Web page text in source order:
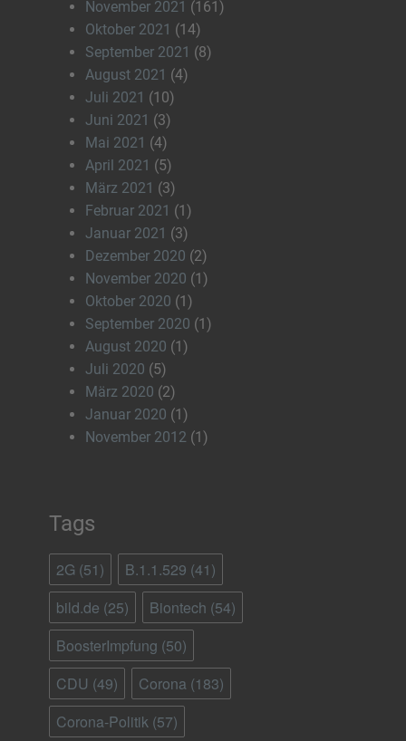
November 2021 (161)
Oktober 2021 (14)
September 2021 (8)
August 2021 (4)
Juli 2021 (10)
Juni 2021 (3)
Mai 2021 (4)
April 2021 (5)
März 2021 (3)
Februar 2021 (1)
Januar 2021 (3)
Dezember 2020 (2)
November 2020 (1)
Oktober 2020 (1)
September 2020 (1)
August 2020 (1)
Juli 2020 (5)
März 2020 (2)
Januar 2020 (1)
November 2012 (1)
Tags
2G (51) B.1.1.529 (41)
bild.de (25) Biontech (54)
BoosterImpfung (50)
CDU (49) Corona (183)
Corona-Politik (57)